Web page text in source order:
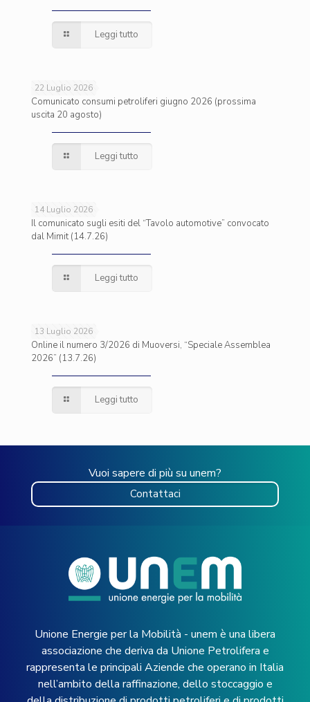
Leggi tutto
22 Luglio 2026
Comunicato consumi petroliferi giugno 2026 (prossima
uscita 20 agosto)
Leggi tutto
14 Luglio 2026
Il comunicato sugli esiti del “Tavolo automotive” convocato
dal Mimit (14.7.26)
Leggi tutto
13 Luglio 2026
Online il numero 3/2026 di Muoversi, “Speciale Assemblea
2026” (13.7.26)
Leggi tutto
Vuoi sapere di più su unem?
Contattaci
Unione Energie per la Mobilità - unem è una libera
associazione che deriva da Unione Petrolifera e
rappresenta le principali Aziende che operano in Italia
nell’ambito della raffinazione, dello stoccaggio e